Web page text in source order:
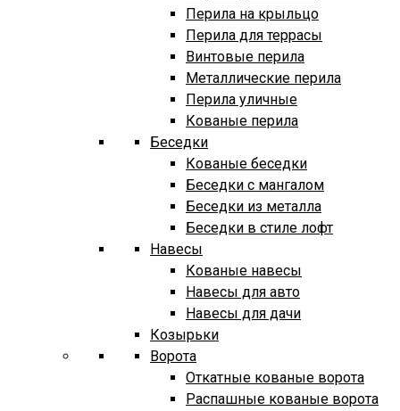
Перила на крыльцо
Перила для террасы
Винтовые перила
Металлические перила
Перила уличные
Кованые перила
Беседки
Кованые беседки
Беседки с мангалом
Беседки из металла
Беседки в стиле лофт
Навесы
Кованые навесы
Навесы для авто
Навесы для дачи
Козырьки
Ворота
Откатные кованые ворота
Распашные кованые ворота